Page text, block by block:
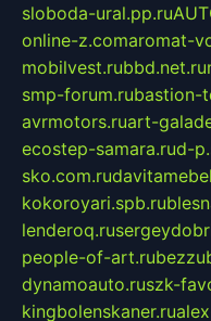
sloboda-ural.pp.ru
online-z.comaromat-
mobilvest.rubbd.net.ru
smp-forum.rubastion-
avrmotors.ruart-
ecostep-samara.rud-
sko.com.ru
kokoroyari.spb.ru
lenderoq.ru
people-of-art.ru
dynamoauto.ruszk-
kingbolenskaner.ru